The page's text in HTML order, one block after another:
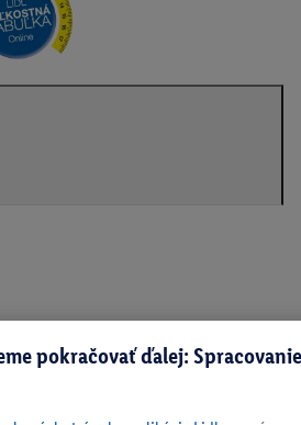
pokračovať ďalej: